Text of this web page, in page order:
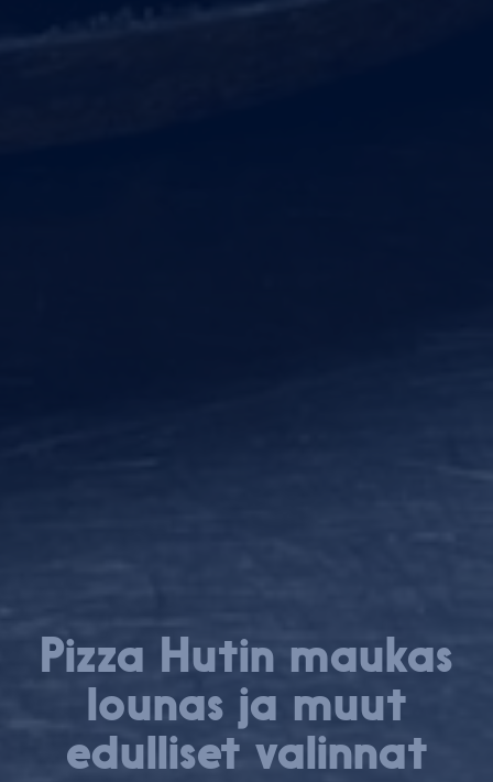
Pizza Hutin maukas
lounas ja muut
edulliset valinnat